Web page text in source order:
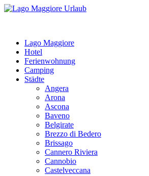
Lago Maggiore
Hotel
Ferienwohnung
Camping
Städte
Angera
Arona
Ascona
Baveno
Belgirate
Brezzo di Bedero
Brissago
Cannero Riviera
Cannobio
Castelveccana